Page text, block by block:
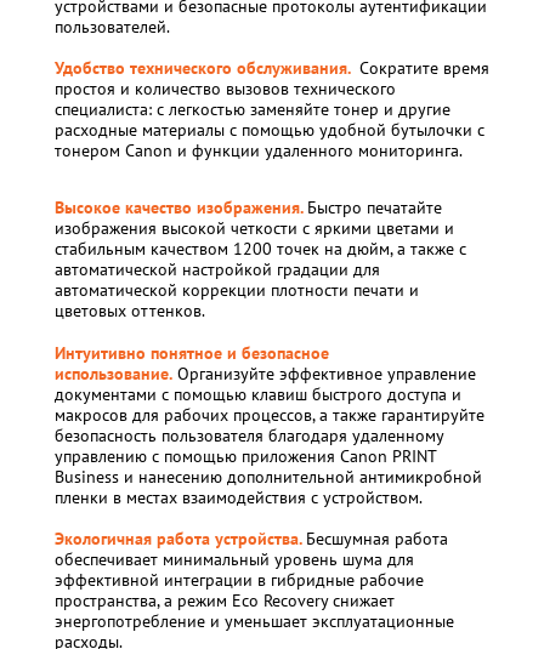
устройствами и безопасные протоколы аутентификации
пользователей.
Удобство технического обслуживания. Сократите время
простоя и количество вызовов технического
специалиста: с легкостью заменяйте тонер и другие
расходные материалы с помощью удобной бутылочки с
тонером Canon и функции удаленного мониторинга.
Высокое качество изображения. Быстро печатайте
изображения высокой четкости с яркими цветами и
стабильным качеством 1200 точек на дюйм, а также с
автоматической настройкой градации для
автоматической коррекции плотности печати и
цветовых оттенков.
Интуитивно понятное и безопасное
использование. Организуйте эффективное управление
документами с помощью клавиш быстрого доступа и
макросов для рабочих процессов, а также гарантируйте
безопасность пользователя благодаря удаленному
управлению с помощью приложения Canon PRINT
Business и нанесению дополнительной антимикробной
пленки в местах взаимодействия с устройством.
Экологичная работа устройства. Бесшумная работа
обеспечивает минимальный уровень шума для
эффективной интеграции в гибридные рабочие
пространства, а режим Eco Recovery снижает
энергопотребление и уменьшает эксплуатационные
расходы.